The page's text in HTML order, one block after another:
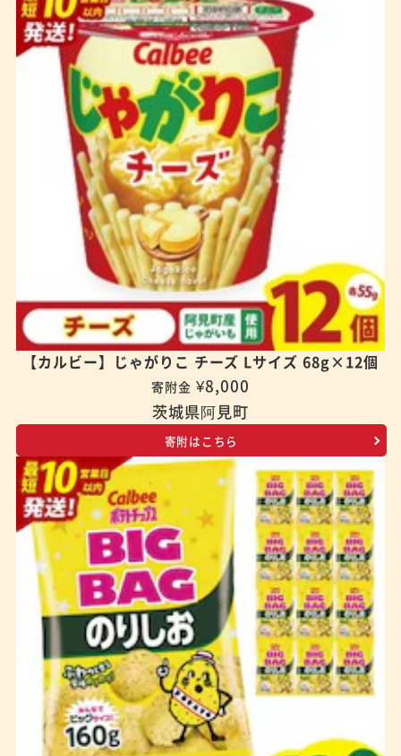
【カルビー】じゃがりこ チーズ Lサイズ 68g×12個
寄附金 ¥8,000
茨城県阿見町
寄附はこちら